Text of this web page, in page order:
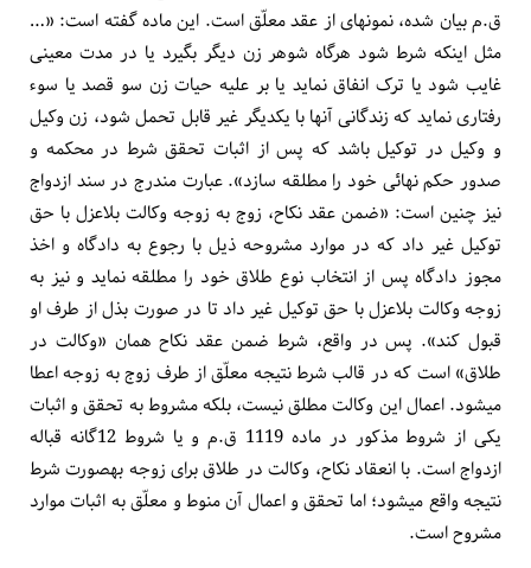
ق.م بیان شده، نمونه­ای از عقد معلّق است. این ماده گفته است: «…
مثل اینکه شرط شود هرگاه شوهر زن دیگر بگیرد یا در مدت معینی
غایب شود یا ترک انفاق نماید یا بر علیه حیات زن سو قصد یا سوء
رفتاری نماید که زندگانی آنها با یکدیگر غیر قابل تحمل شود، زن وکیل
و وکیل در توکیل باشد که پس از اثبات تحقق شرط در محکمه و
صدور حکم نهائی خود را مطلقه سازد». عبارت مندرج در سند ازدواج
نیز چنین است: «ضمن عقد نکاح، زوج به زوجه وکالت بلاعزل با حق
توکیل غیر داد که در موارد مشروحه ذیل با رجوع به دادگاه و اخذ
مجوز دادگاه پس از انتخاب نوع طلاق خود را مطلقه نماید و نیز به
زوجه وکالت بلاعزل با حق توکیل غیر داد تا در صورت بذل از طرف او
قبول کند». پس در واقع، شرط ضمن عقد نکاح همان «وکالت در
طلاق» است که در قالب شرط نتیجه معلّق از طرف زوج به زوجه اعطا
می­شود. اعمال این وکالت مطلق نیست، بلکه مشروط به تحقق و اثبات
یکی از شروط مذکور در ماده 1119 ق.م و یا شروط 12گانه قباله
ازدواج است. با انعقاد نکاح، وکالت در طلاق برای زوجه به­صورت شرط
نتیجه واقع می­شود؛ اما تحقق و اعمال آن منوط و معلّق به اثبات موارد
مشروح است.